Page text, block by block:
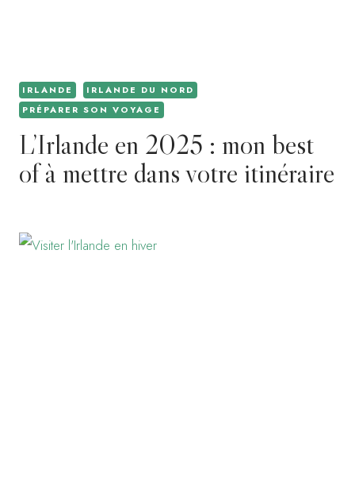
IRLANDE
IRLANDE DU NORD
PRÉPARER SON VOYAGE
L’Irlande en 2025 : mon best
of à mettre dans votre itinéraire